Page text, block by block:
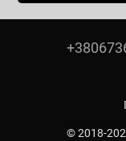
© 2018-